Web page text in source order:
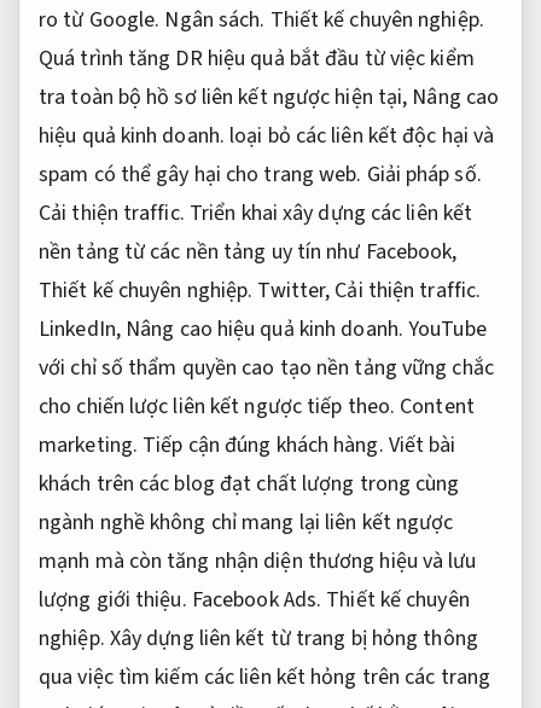
ro từ Google. Ngân sách. Thiết kế chuyên nghiệp.
Quá trình tăng DR hiệu quả bắt đầu từ việc kiểm
tra toàn bộ hồ sơ liên kết ngược hiện tại, Nâng cao
hiệu quả kinh doanh. loại bỏ các liên kết độc hại và
spam có thể gây hại cho trang web. Giải pháp số.
Cải thiện traffic. Triển khai xây dựng các liên kết
nền tảng từ các nền tảng uy tín như Facebook,
Thiết kế chuyên nghiệp. Twitter, Cải thiện traffic.
LinkedIn, Nâng cao hiệu quả kinh doanh. YouTube
với chỉ số thẩm quyền cao tạo nền tảng vững chắc
cho chiến lược liên kết ngược tiếp theo. Content
marketing. Tiếp cận đúng khách hàng. Viết bài
khách trên các blog đạt chất lượng trong cùng
ngành nghề không chỉ mang lại liên kết ngược
mạnh mà còn tăng nhận diện thương hiệu và lưu
lượng giới thiệu. Facebook Ads. Thiết kế chuyên
nghiệp. Xây dựng liên kết từ trang bị hỏng thông
qua việc tìm kiếm các liên kết hỏng trên các trang